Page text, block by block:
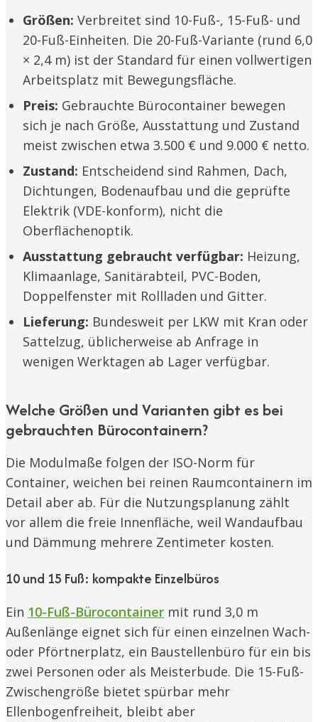
Größen: Verbreitet sind 10-Fuß-, 15-Fuß- und
20-Fuß-Einheiten. Die 20-Fuß-Variante (rund 6,0
× 2,4 m) ist der Standard für einen vollwertigen
Arbeitsplatz mit Bewegungsfläche.
Preis: Gebrauchte Bürocontainer bewegen
sich je nach Größe, Ausstattung und Zustand
meist zwischen etwa 3.500 € und 9.000 € netto.
Zustand: Entscheidend sind Rahmen, Dach,
Dichtungen, Bodenaufbau und die geprüfte
Elektrik (VDE-konform), nicht die
Oberflächenoptik.
Ausstattung gebraucht verfügbar: Heizung,
Klimaanlage, Sanitärabteil, PVC-Boden,
Doppelfenster mit Rollladen und Gitter.
Lieferung: Bundesweit per LKW mit Kran oder
Sattelzug, üblicherweise ab Anfrage in
wenigen Werktagen ab Lager verfügbar.
Welche Größen und Varianten gibt es bei
gebrauchten Bürocontainern?
Die Modulmaße folgen der ISO-Norm für
Container, weichen bei reinen Raumcontainern im
Detail aber ab. Für die Nutzungsplanung zählt
vor allem die freie Innenfläche, weil Wandaufbau
und Dämmung mehrere Zentimeter kosten.
10 und 15 Fuß: kompakte Einzelbüros
Ein 10-Fuß-Bürocontainer mit rund 3,0 m
Außenlänge eignet sich für einen einzelnen Wach-
oder Pförtnerplatz, ein Baustellenbüro für ein bis
zwei Personen oder als Meisterbude. Die 15-Fuß-
Zwischengröße bietet spürbar mehr
Ellenbogenfreiheit, bleibt aber